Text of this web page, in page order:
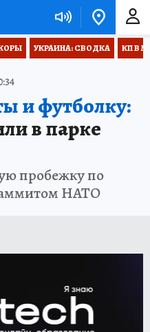
УКРАИНА: СВОДКА КП В
и футболку:
в парке
пробежку по
НАТО